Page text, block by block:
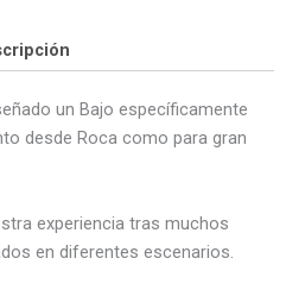
€.4,75 €.
un Bajo específicamente
desde Roca como para gran
experiencia tras muchos
en diferentes escenarios.